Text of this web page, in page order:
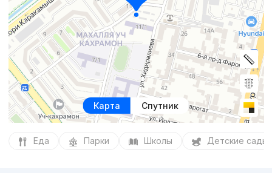
Карта Спутник
Еда Парки Школы Детские сады